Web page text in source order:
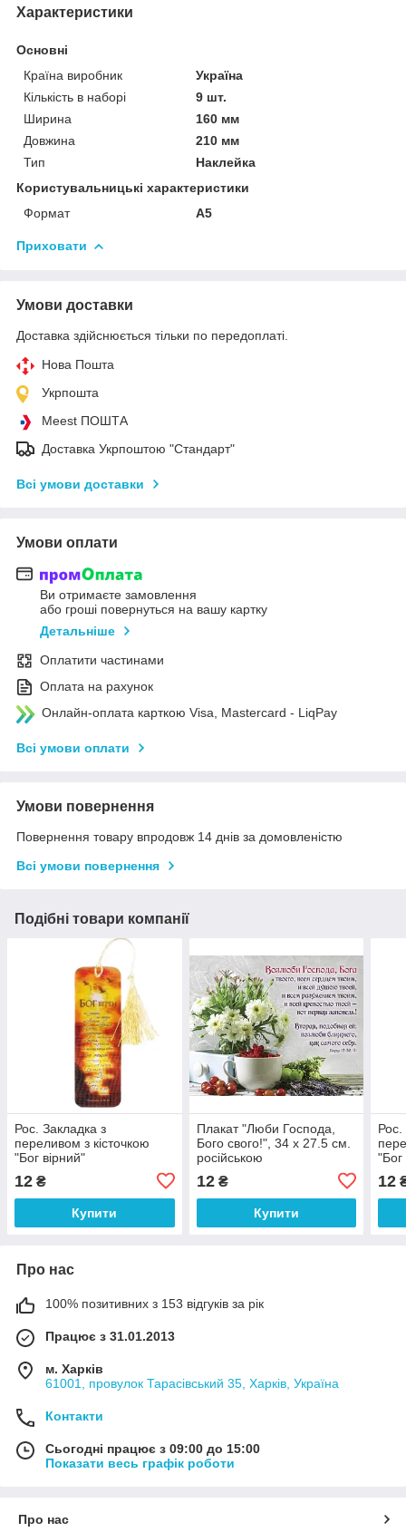
Характеристики
Основні
Країна виробник
Україна
Кількість в наборі
9 шт.
Ширина
160 мм
Довжина
210 мм
Тип
Наклейка
Користувальницькі характеристики
Формат
А5
Приховати
Умови доставки
Доставка здійснюється тільки по передоплаті.
Нова Пошта
Укрпошта
Meest ПОШТА
Доставка Укрпоштою "Стандарт"
Всі умови доставки
Умови оплати
Ви отримаєте замовлення
або гроші повернуться на вашу картку
Детальніше
Оплатити частинами
Оплата на рахунок
Онлайн-оплата карткою Visa, Mastercard - LiqPay
Всі умови оплати
Умови повернення
Повернення товару впродовж 14 днів за домовленістю
Всі умови повернення
Подібні товари компанії
Рос. Закладка з
переливом з кісточкою
"Бог вірний"
12 ₴
Купити
Плакат "Люби Господа,
Бого свого!", 34 х 27.5 см.
російською
12₴
Купити
Рос.
"Бог
12
Про нас
100% позитивних з 153 відгуків за рік
Працює з 31.01.2013
м. Харків
61001, провулок Тарасівський 35, Харків, Україна
Контакти
Сьогодні працює з 09:00 до 15:00
Показати весь графік роботи
Про нас